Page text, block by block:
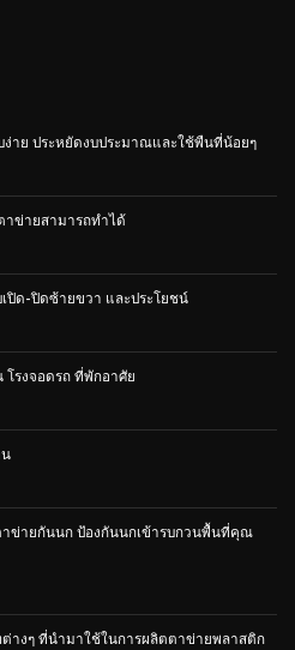
าย ประหยัดงบประมาณและใช้พืนที่น้อยๆ
ข่ายสามารถทำได้
ปิด-ปิดซ้ายขวา และประโยชน์
รงจอดรถ ที่พักอาศัย
าข่ายกันนก ป้องกันนกเข้ารบกวนพื้นที่คุณ
างๆ ที่นำมาใช้ในการผลิตตาข่ายพลาสติก